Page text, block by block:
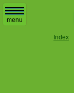
menu
Index